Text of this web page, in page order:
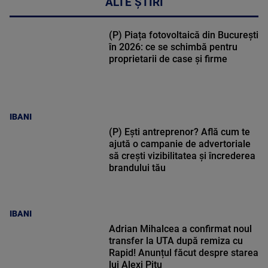
IBANI
(P) Piața fotovoltaică din București
în 2026: ce se schimbă pentru
proprietarii de case și firme
IBANI
(P) Ești antreprenor? Află cum te
ajută o campanie de advertoriale
să crești vizibilitatea și încrederea
brandului tău
Adrian Mihalcea a confirmat noul
transfer la UTA după remiza cu
Rapid! Anunțul făcut despre starea
lui Alexi Pitu